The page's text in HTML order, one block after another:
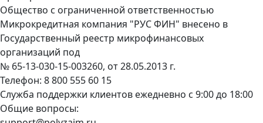
Общество с ограниченной ответственностью
Микрокредитная компания "РУС ФИН" внесено в
Государственный реестр микрофинансовых
организаций под
№ 65-13-030-15-003260, от 28.05.2013 г.
Телефон: 8 800 555 60 15
Служба поддержки клиентов ежедневно с 9:00 до 18:00
Общие вопросы: